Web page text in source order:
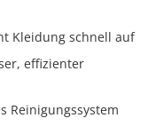
Kleidung schnell auf
effizienter
Reinigungssystem